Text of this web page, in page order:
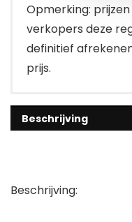
Opmerking:
verkopers deze
definitief
prijs.
Beschrijving
Beschrijving: